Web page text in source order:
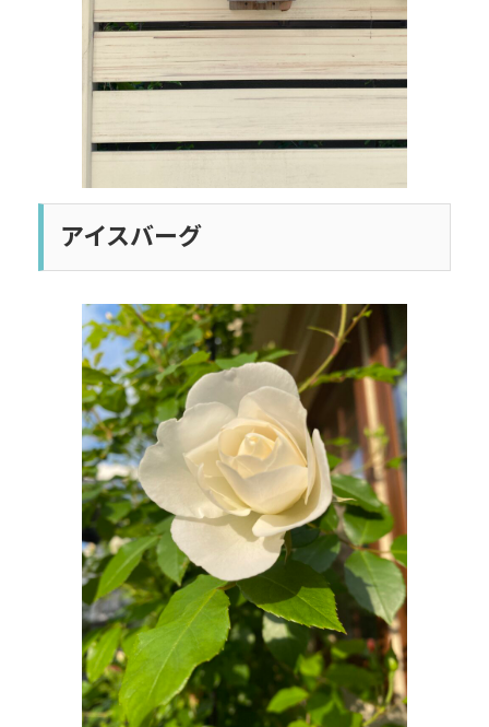
アイスバーグ